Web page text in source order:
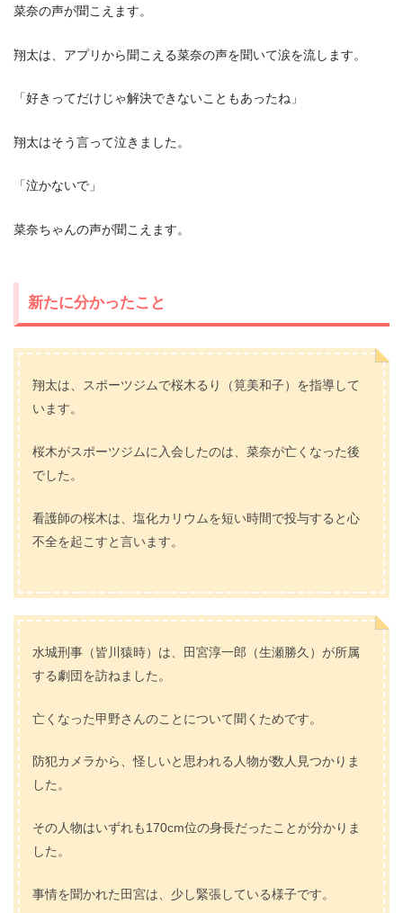
菜奈の声が聞こえます。
翔太は、アプリから聞こえる菜奈の声を聞いて涙を流します。
「好きってだけじゃ解決できないこともあったね」
翔太はそう言って泣きました。
「泣かないで」
菜奈ちゃんの声が聞こえます。
新たに分かったこと
翔太は、スポーツジムで桜木るり（筧美和子）を指導して
います。
桜木がスポーツジムに入会したのは、菜奈が亡くなった後
でした。
看護師の桜木は、塩化カリウムを短い時間で投与すると心
不全を起こすと言います。
水城刑事（皆川猿時）は、田宮淳一郎（生瀬勝久）が所属
する劇団を訪ねました。
亡くなった甲野さんのことについて聞くためです。
防犯カメラから、怪しいと思われる人物が数人見つかりま
した。
その人物はいずれも170cm位の身長だったことが分かりま
した。
事情を聞かれた田宮は、少し緊張している様子です。